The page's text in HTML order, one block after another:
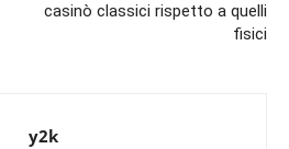
casinò classici rispetto a quelli
fisici
y2k